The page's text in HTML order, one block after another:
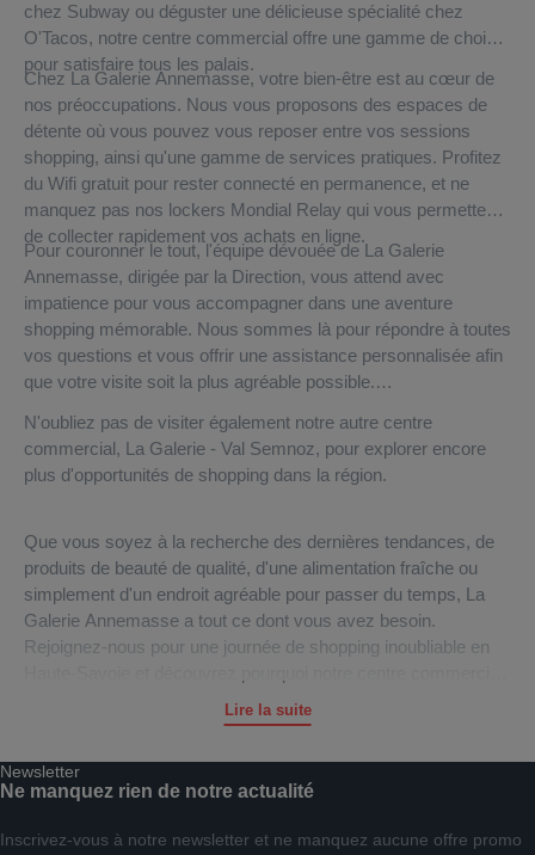
chez Subway ou déguster une délicieuse spécialité chez
O'Tacos, notre centre commercial offre une gamme de choix
pour satisfaire tous les palais.
Chez La Galerie Annemasse, votre bien-être est au cœur de
nos préoccupations. Nous vous proposons des espaces de
détente où vous pouvez vous reposer entre vos sessions
shopping, ainsi qu'une gamme de services pratiques. Profitez
du Wifi gratuit pour rester connecté en permanence, et ne
manquez pas nos lockers Mondial Relay qui vous permettent
de collecter rapidement vos achats en ligne.
Pour couronner le tout, l'équipe dévouée de La Galerie
Annemasse, dirigée par la Direction, vous attend avec
impatience pour vous accompagner dans une aventure
shopping mémorable. Nous sommes là pour répondre à toutes
vos questions et vous offrir une assistance personnalisée afin
que votre visite soit la plus agréable possible.
N'oubliez pas de visiter également notre autre centre
commercial, La Galerie - Val Semnoz, pour explorer encore
plus d'opportunités de shopping dans la région.
Que vous soyez à la recherche des dernières tendances, de
produits de beauté de qualité, d'une alimentation fraîche ou
simplement d'un endroit agréable pour passer du temps, La
Galerie Annemasse a tout ce dont vous avez besoin.
Rejoignez-nous pour une journée de shopping inoubliable en
est la référence incontestée pour tous vos besoins shopping
dans la région. Nous sommes impatients de vous accueillir et
Lire la suite
Newsletter
Ne manquez rien de notre actualité
Inscrivez-vous à notre newsletter et ne manquez aucune offre promo